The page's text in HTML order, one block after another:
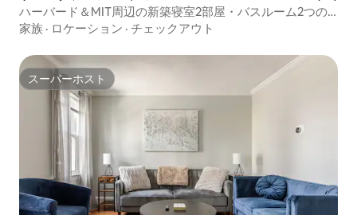
ハーバード＆MIT周辺の新築寝室2部屋・バスルーム2つの
Luxe、駐車場付き、レッドライン
家族 · ロケーション · チェックアウト
スーパーホスト
スーパーホスト